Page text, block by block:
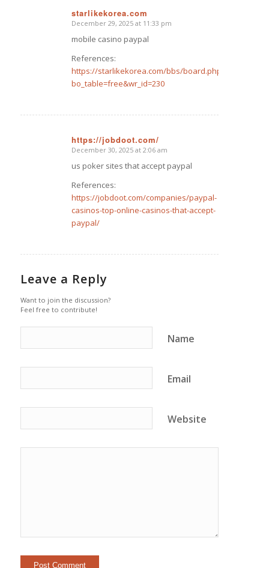
starlikekorea.com
says:
December 29, 2025 at 11:33 pm
mobile casino paypal
References:
https://starlikekorea.com/bbs/board.php?
bo_table=free&wr_id=230
https://jobdoot.com/
says:
December 30, 2025 at 2:06 am
us poker sites that accept paypal
References:
https://jobdoot.com/companies/paypal-
casinos-top-online-casinos-that-accept-
paypal/
Leave a Reply
Want to join the discussion?
Feel free to contribute!
Name
Email
Website